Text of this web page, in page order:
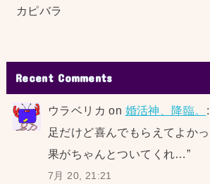
カピバラ
Recent Comments
ウラベリカ on 婚活神、降臨。
足だけど喜んでもらえてよか
果がちゃんとついてくれ…”
7月 20, 21:21